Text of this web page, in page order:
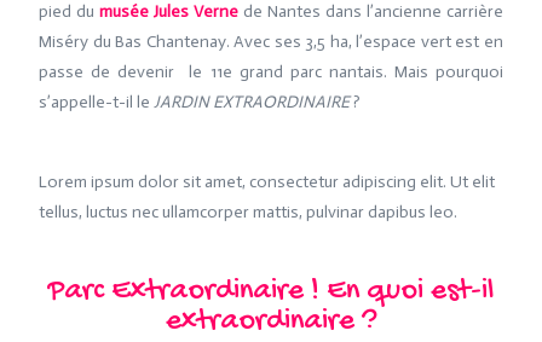
pied dumusée Jules Verne de Nantes dans l’ancienne carrière
Miséry du Bas Chantenay. Avec ses 3,5 ha, l’espace vert est en
passe de devenir le 11e grand parc nantais. Mais pourquoi
s’appelle-t-il le JARDIN EXTRAORDINAIRE?
Lorem ipsum dolor sit amet, consectetur adipiscing elit. Ut elit
tellus, luctus nec ullamcorper mattis, pulvinar dapibus leo.
Parc Extraordinaire ! En quoi est-il
extraordinaire ?